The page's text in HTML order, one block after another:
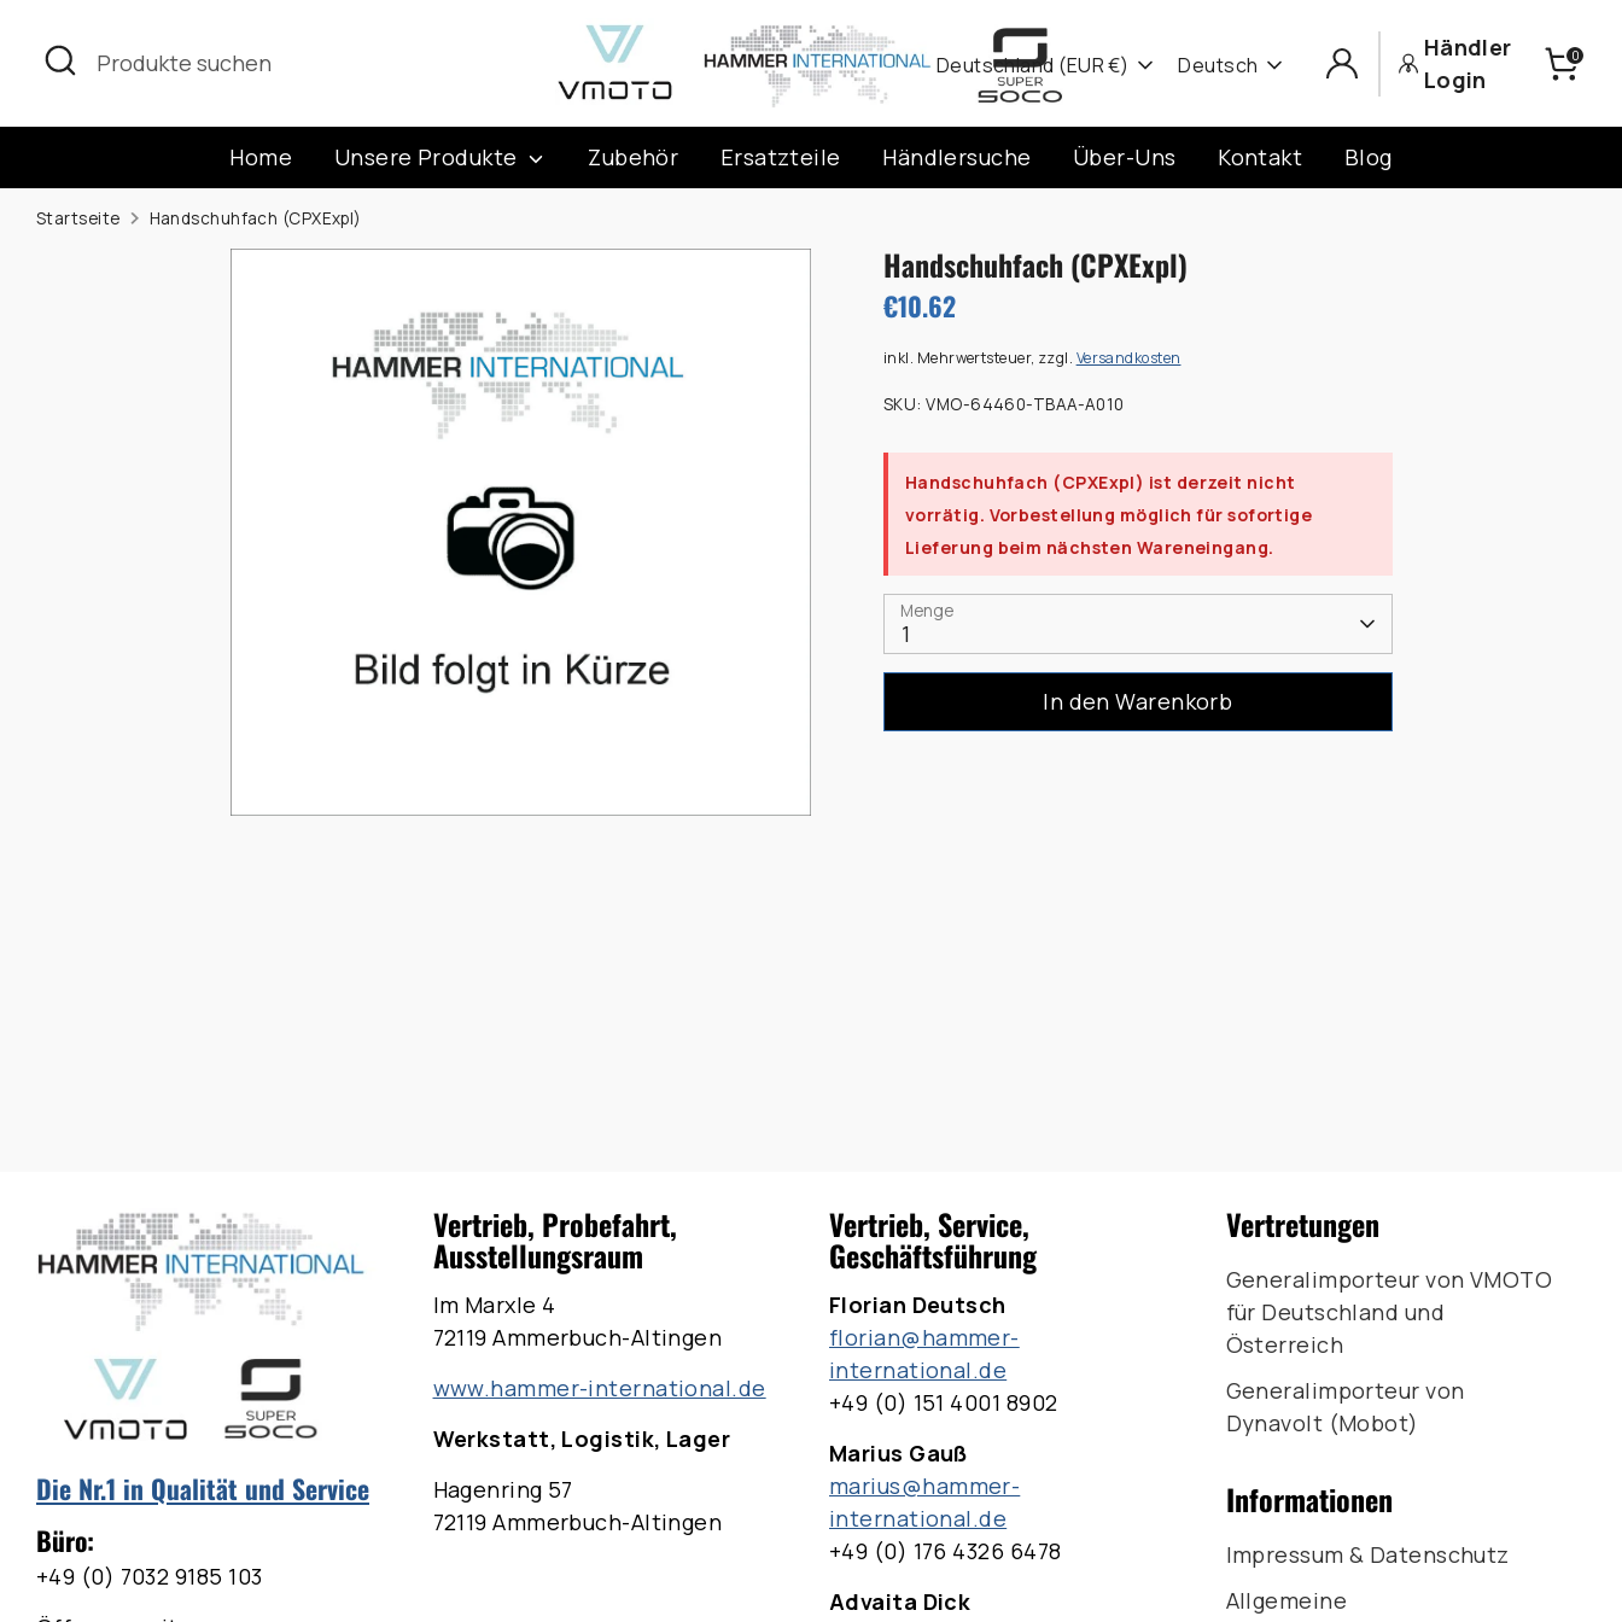
Inhalt
Suchen
Produkte
suchen
Währung
Deutschland (EUR €) Sprache
Deutsch
Händler
Login
0
Home Unsere Produkte Zubehör Ersatzteile Händlersuche Über-Uns Kontakt Blog
Startseite Handschuhfach (CPXExpl)
Handschuhfach (CPXExpl)
€10.62
inkl. Mehrwertsteuer, zzgl. Versandkosten
SKU:VMO-64460-TBAA-A010
Handschuhfach (CPXExpl) ist derzeit nicht
vorrätig. Vorbestellung möglich für sofortige
Lieferung beim nächsten Wareneingang.
Menge
1
In den Warenkorb
Die Nr.1 in Qualität und Service
Büro:
+49 (0) 7032 9185 103
Vertrieb, Probefahrt,
Ausstellungsraum
Im Marxle 4
72119 Ammerbuch-Altingen
www.hammer-international.de
Werkstatt, Logistik, Lager
Hagenring 57
72119 Ammerbuch-Altingen
Vertrieb, Service,
Geschäftsführung
Florian Deutsch
florian@hammer-
international.de
+49 (0) 151 4001 8902
Marius Gauß
marius@hammer-
international.de
+49 (0) 176 4326 6478
Advaita Dick
Vertretungen
Generalimporteur von VMOTO
für Deutschland und
Österreich
Generalimporteur von
Dynavolt (Mobot)
Informationen
Impressum & Datenschutz
Allgemeine